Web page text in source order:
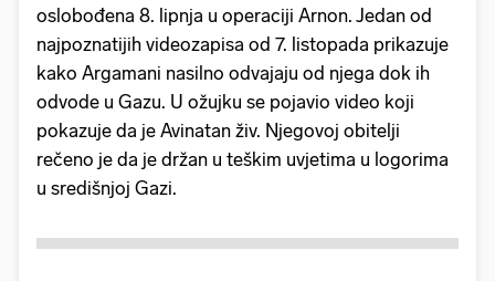
oslobođena 8. lipnja u operaciji Arnon. Jedan od
najpoznatijih videozapisa od 7. listopada prikazuje
kako Argamani nasilno odvajaju od njega dok ih
odvode u Gazu. U ožujku se pojavio video koji
pokazuje da je Avinatan živ. Njegovoj obitelji
rečeno je da je držan u teškim uvjetima u logorima
u središnjoj Gazi.